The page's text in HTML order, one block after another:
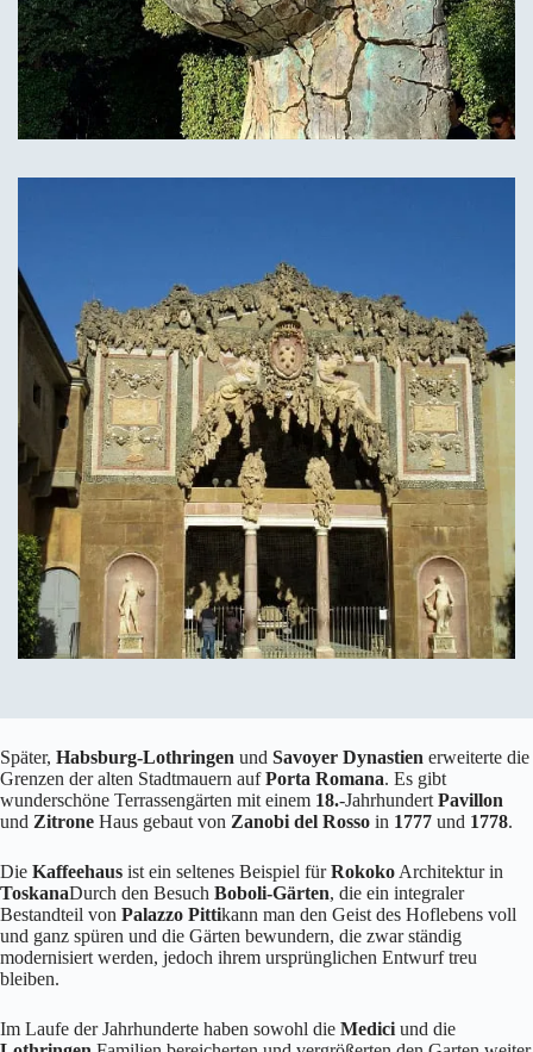
Später, Habsburg-Lothringen und Savoyer Dynastien erweiterte die
Grenzen der alten Stadtmauern aufPorta Romana. Es gibt
wunderschöne Terrassengärten mit einem 18.-Jahrhundert Pavillon
und Zitrone Haus gebaut von Zanobi del Rosso in 1777 und 1778.
Die Kaffeehaus ist ein seltenes Beispiel fürRokoko Architektur in
ToskanaDurch den Besuch Boboli-Gärten, die ein integraler
Bestandteil von Palazzo Pittikann man den Geist des Hoflebens voll
und ganz spüren und die Gärten bewundern, die zwar ständig
modernisiert werden, jedoch ihrem ursprünglichen Entwurf treu
bleiben.
Im Laufe der Jahrhunderte haben sowohl die Medici und die